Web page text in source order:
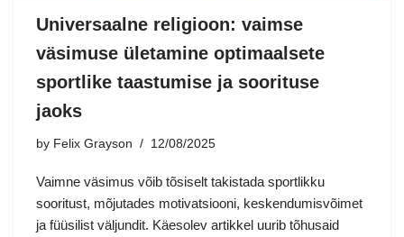
Universaalne religioon: vaimse
väsimuse ületamine optimaalsete
sportlike taastumise ja soorituse
jaoks
by Felix Grayson 12/08/2025
Vaimne väsimus võib tõsiselt takistada sportlikku
sooritust, mõjutades motivatsiooni, keskendumisvõimet
ja füüsilist väljundit. Käesolev artikkel uurib tõhusaid